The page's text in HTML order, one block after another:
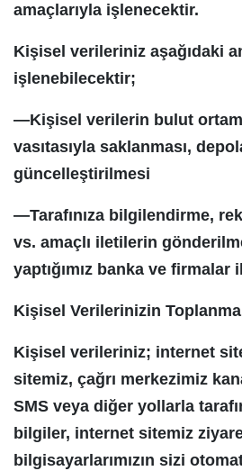
amaçlarıyla işlenecektir.
Kişisel verileriniz aşağıdaki
işlenebilecektir;
—Kişisel verilerin bulut
vasıtasıyla saklanması,
güncelleştirilmesi
—Tarafınıza bilgilendirme,
vs. amaçlı iletilerin
yaptığımız banka ve firmalar
Kişisel Verilerinizin
Kişisel verileriniz; internet
sitemiz, çağrı merkezimiz
SMS veya diğer yollarla
bilgiler, internet sitemiz
bilgisayarlarımızın sizi